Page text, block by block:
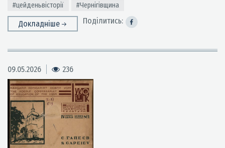
#цейденьвісторії #Чернігівщина
Докладніше Поділитись:
09.05.2026 236